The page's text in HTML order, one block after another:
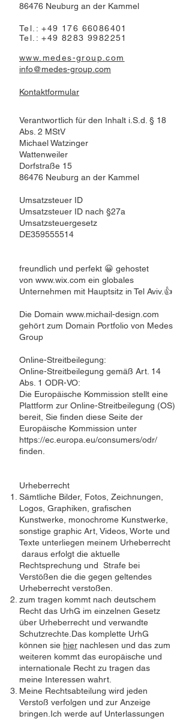
86476 Neuburg an der Kammel
Tel.:+49 176 66086401
Tel.:+49 8283 9982251
www.medes-group.com
info@medes-group.com
Kontaktformular
Verantwortlich für den Inhalt i.S.d. § 18
Abs. 2 MStV
Michael Watzinger
Wattenweiler
Dorfstraße 15
86476 Neuburg an der Kammel
Umsatzsteuer ID
Umsatzsteuer ID nach §27a
Umsatzsteuergesetz
DE359555514
freundlich und perfekt 😀 gehostet
von www.wix.com ein globales
Unternehmen mit Hauptsitz in Tel Aviv.👍
Die Domain www.michail-design.com
gehört zum Domain Portfolio von Medes
Group
Online-Streitbeilegung:
Online-Streitbeilegung gemäß Art. 14
Abs. 1 ODR-VO:
Die Europäische Kommission stellt eine
Plattform zur Online-Streitbeilegung (OS)
bereit, Sie finden diese Seite der
Europäische Kommission unter
https://ec.europa.eu/consumers/odr/
finden.
Urheberrecht
​Sämtliche Bilder, Fotos, Zeichnungen,
Logos, Graphiken, grafischen
Kunstwerke, monochrome Kunstwerke,
sonstige graphic Art, Videos, Worte und
Texte ​unterliegen meinem Urheberrecht
daraus erfolgt die aktuelle
Rechtsprechung und Strafe bei
Verstößen die die gegen geltendes
Urheberrecht verstoßen.
zum tragen kommt nach deutschem
Recht das UrhG im einzelnen Gesetz
über Urheberrecht und verwandte
Schutzrechte.Das komplette UrhG
können sie hier nachlesen und das zum
weiteren kommt das europäische und
internationale Recht zu tragen das
meine Interessen wahrt.
Meine Rechtsabteilung wird jeden
Verstoß verfolgen und zur Anzeige
bringen.Ich werde auf Unterlassungen